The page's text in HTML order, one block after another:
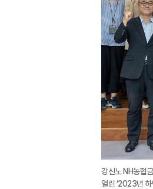
강신노 NH농협
열린 ‘2023년